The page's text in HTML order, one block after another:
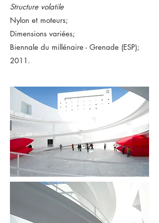
Structure volatile
Nylon et moteurs;
Dimensions variées;
Biennale du millénaire - Grenade (ESP);
2011.